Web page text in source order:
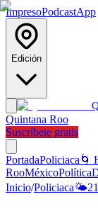
ImpresoPodcastApp
Edición
Quintana Roo
Suscríbete gratis
PortadaPoliciaca 🌀
RooMéxicoPolítica
Inicio/Policiaca🌤️21